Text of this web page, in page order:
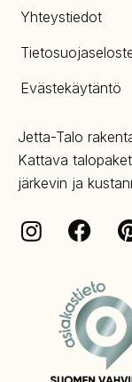
Yhteystiedot
Evästekäytäntö
Jetta-Talo
Kattava
järkevin ja
Instagram